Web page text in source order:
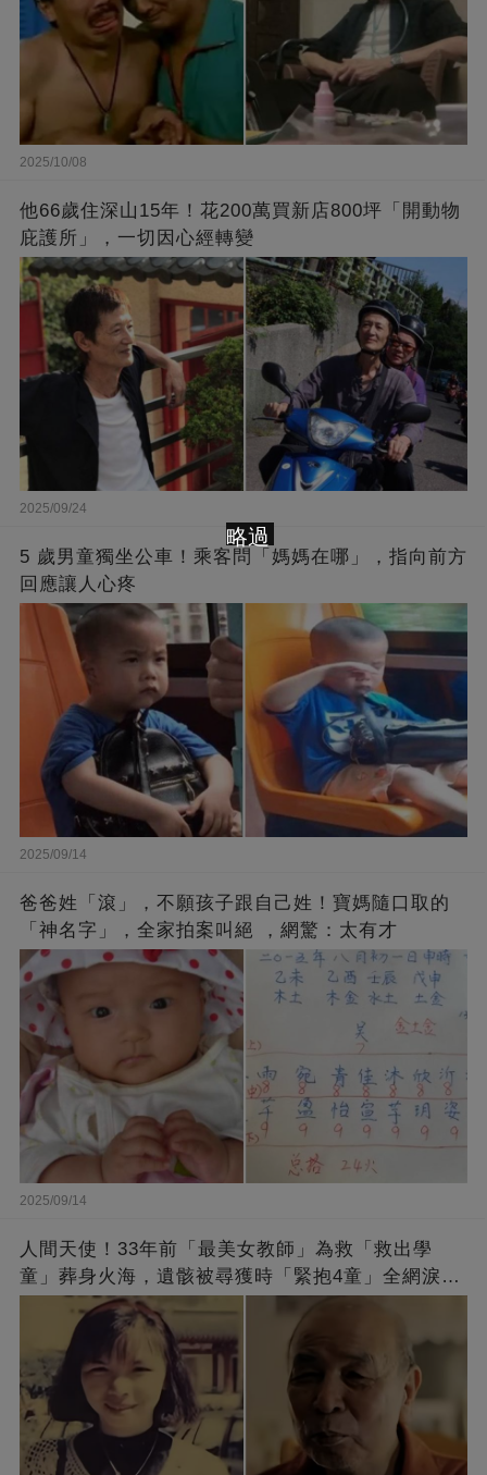
2025/10/08
他66歲住深山15年！花200萬買新店800坪「開動物
庇護所」，一切因心經轉變
2025/09/24
5 歲男童獨坐公車！乘客問「媽媽在哪」，指向前方
回應讓人心疼
2025/09/14
爸爸姓「滾」，不願孩子跟自己姓！寶媽隨口取的
「神名字」，全家拍案叫絕 ，網驚：太有才
2025/09/14
人間天使！33年前「最美女教師」為救「救出學
童」葬身火海，遺骸被尋獲時「緊抱4童」全網淚
崩：真正的英雄不該被遺忘
略過